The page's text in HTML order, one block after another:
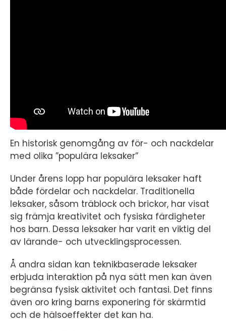
En historisk genomgång av för- och nackdelar
med olika ”populära leksaker”
Under årens lopp har populära leksaker haft
både fördelar och nackdelar. Traditionella
leksaker, såsom träblock och brickor, har visat
sig främja kreativitet och fysiska färdigheter
hos barn. Dessa leksaker har varit en viktig del
av lärande- och utvecklingsprocessen.
Å andra sidan kan teknikbaserade leksaker
erbjuda interaktion på nya sätt men kan även
begränsa fysisk aktivitet och fantasi. Det finns
även oro kring barns exponering för skärmtid
och de hälsoeffekter det kan ha.